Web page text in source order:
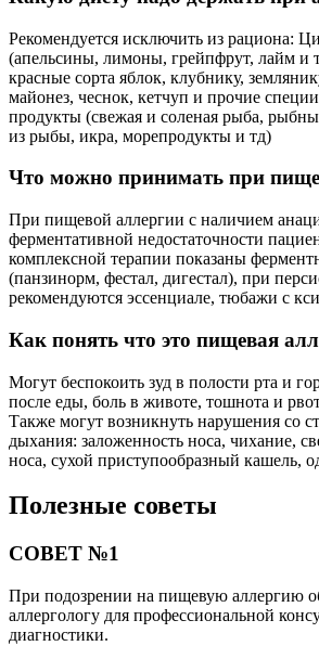
Рекомендуется исключить из рациона:
(апельсины, лимоны, грейпфрут, лайм и
красные сорта яблок, клубнику,
майонез, чеснок, кетчуп и прочие
продукты (свежая и соленая рыба,
из рыбы, икра, морепродукты и тд)
Что можно принимать при
При пищевой аллергии с наличием
ферментативной недостаточности
комплексной терапии показаны
(панзинорм, фестал, дигестал), при
рекомендуются эссенциале, тюбажи с
Как понять что это пищевая
Могут беспокоить зуд в полости рта и
после еды, боль в животе, тошнота и
Также могут возникнуть нарушения со
дыхания: заложенность носа, чихание,
носа, сухой приступообразный кашель,
Полезные советы
СОВЕТ №1
При подозрении на пищевую аллергию
аллергологу для профессиональной
диагностики.